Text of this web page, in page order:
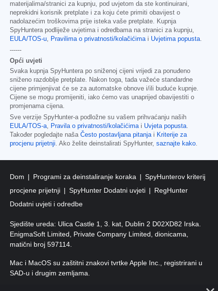
materijalima/stranici za kupnju, pod uvjetom da ste kontinuirani,
neprekidni korisnik pretplate i za koju ćete primiti obavijest o
nadolazećim troškovima prije isteka vaše pretplate. Kupnja
SpyHuntera podliježe uvjetima i odredbama na stranici za kupnju,
EULA/TOS-u, Pravilima o privatnosti/kolačićimai Uvjetima popusta.
------
Opći uvjeti
Svaka kupnja SpyHuntera po sniženoj cijeni vrijedi za ponuđeno
sniženo razdoblje pretplate. Nakon toga, tada važeće standardne
cijene primjenjivat će se za automatske obnove i/ili buduće kupnje.
Cijene se mogu promijeniti, iako ćemo vas unaprijed obavijestiti o
promjenama cijena.
Sve verzije SpyHunter-a podložne su vašem prihvaćanju naših
EULA/TOS-a, Pravila o privatnosti/kolačićimai Uvjeta popusta.
Također pogledajte naša Često postavljana pitanjai Kriterije za
procjenu prijetnji. Ako želite deinstalirati SpyHunter, saznajte kako.
Dom Programi za deinstaliranje koraka
SpyHunterov kriterij
procjene prijetnji
SpyHunter Dodatni uvjeti
RegHunter
Dodatni uvjeti i odredbe
Sjedište ureda: Ulica Castle 1, 3. kat, Dublin 2 D02XD82 Irska.
EnigmaSoft Limited, Private Company Limited, dionicama,
matični broj 597114.
Mac i MacOS su zaštitni znakovi tvrtke Apple Inc., registrirani u
SAD-u i drugim zemljama.